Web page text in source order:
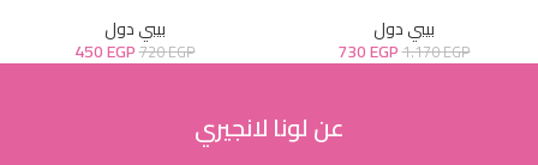
بيبي دول
1.170EGP
730EGP
بيبي دول
720EGP
450EGP
عن لونا لانجيري